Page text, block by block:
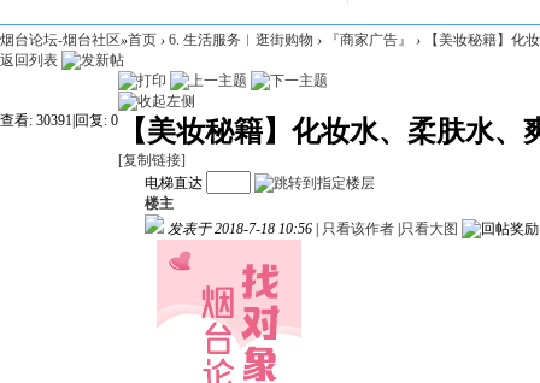
烟台论坛-烟台社区»首页 › 6. 生活服务︱逛街购物 › 『商家广告』 ›
【美妆秘籍】化
返回列表
查看: 30391 回复: 0 【美妆秘籍】化妆水、柔肤水
[复制链接]
电梯直达
楼主
发表于 2018-7-18 10:56
只看该作者 只看大图